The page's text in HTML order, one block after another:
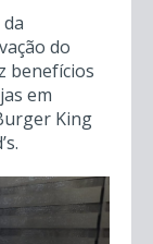
do
benefícios
em
King